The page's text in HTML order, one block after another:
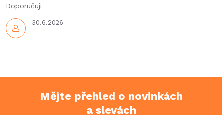
30.6.2026
Doporučuji
Mějte přehled o novinkách
a slevách